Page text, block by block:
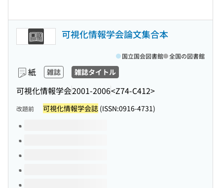
可視化情報学会論文集合本
紙 雑誌 雑誌タイトル
可視化情報学会2001-2006<Z74-C412>
国立国会図書館 全国の図書館
改題前 可視化情報学会誌 (ISSN:0916-4731)
このタイトルの巻号